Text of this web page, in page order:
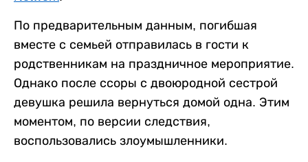
По предварительным данным, погибшая
вместе с семьей отправилась в гости к
родственникам на праздничное мероприятие.
Однако после ссоры с двоюродной сестрой
девушка решила вернуться домой одна. Этим
моментом, по версии следствия,
воспользовались злоумышленники.